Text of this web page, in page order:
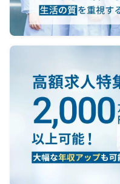
発展を目指し
■自由診療
・小児低身長
小児低身長
様・保護者様
なるため、
医師には診察
明を担当いた
身長治療の経
プ医師による